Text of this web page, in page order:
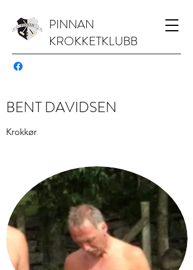
PINNAN
KROKKETKLUBB
BENT DAVIDSEN
Krokkør